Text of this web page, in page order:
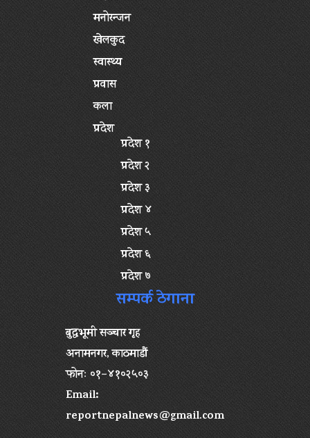
मनोरन्जन
खेलकुद
स्वास्थ्य
प्रवास
कला
प्रदेश
प्रदेश १
प्रदेश २
प्रदेश ३
प्रदेश ४
प्रदेश ५
प्रदेश ६
प्रदेश ७
सम्पर्क ठेगाना
बुद्धभूमी सञ्चार गृह
अनामनगर, काठमाडौं
फोनः ०१–४१०२५०३
Email:
reportnepalnews@gmail.com